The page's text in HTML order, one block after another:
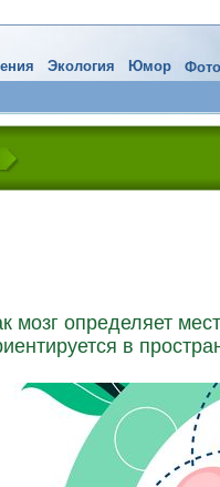
Экология Юмор
мозг определяет
в